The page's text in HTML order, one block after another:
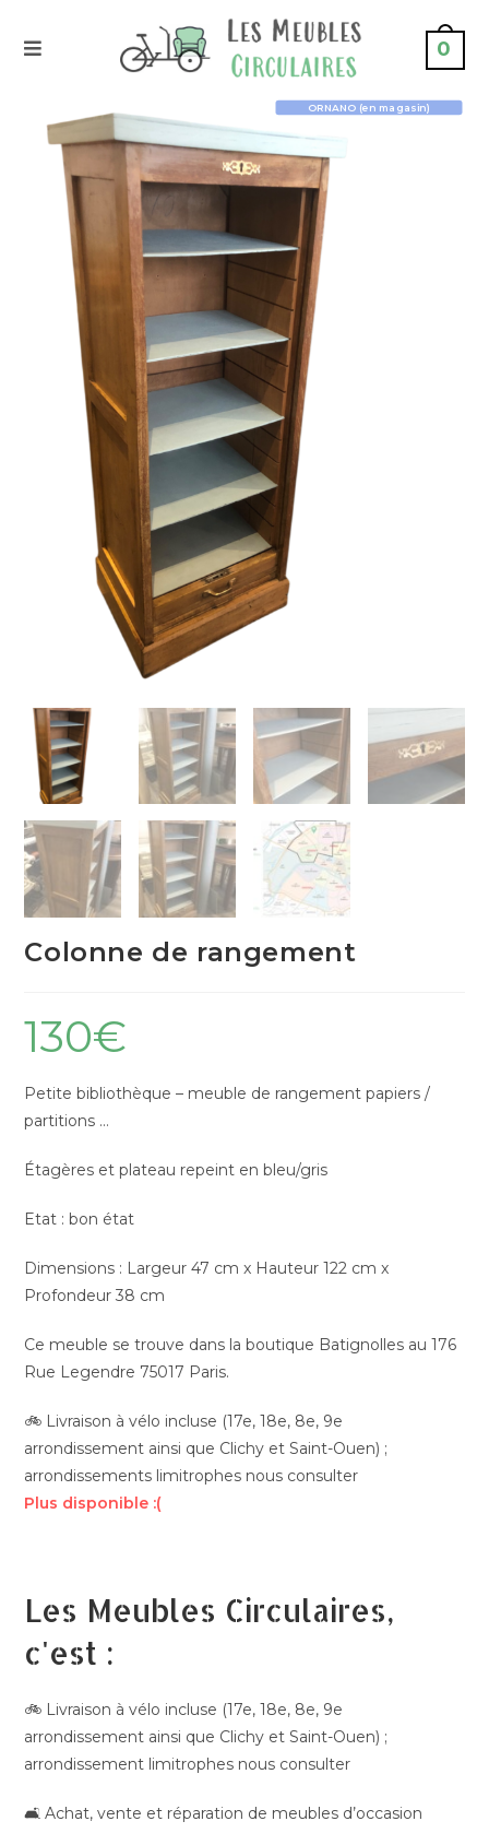
0
ORNANO (en magasin)
Colonne de rangement
130€
Petite bibliothèque – meuble de rangement papiers /
partitions …
Étagères et plateau repeint en bleu/gris
Etat : bon état
Dimensions : Largeur 47 cm x Hauteur 122 cm x
Profondeur 38 cm
Ce meuble se trouve dans la boutique Batignolles au 176
Rue Legendre 75017 Paris.
🚲 Livraison à vélo incluse (17e, 18e, 8e, 9e
arrondissement ainsi que Clichy et Saint-Ouen) ;
arrondissements limitrophes nous consulter
Plus disponible :(
Les Meubles Circulaires,
c'est :
🚲 Livraison à vélo incluse (17e, 18e, 8e, 9e
arrondissement ainsi que Clichy et Saint-Ouen) ;
arrondissement limitrophes nous consulter
🛋️ Achat, vente et réparation de meubles d’occasion